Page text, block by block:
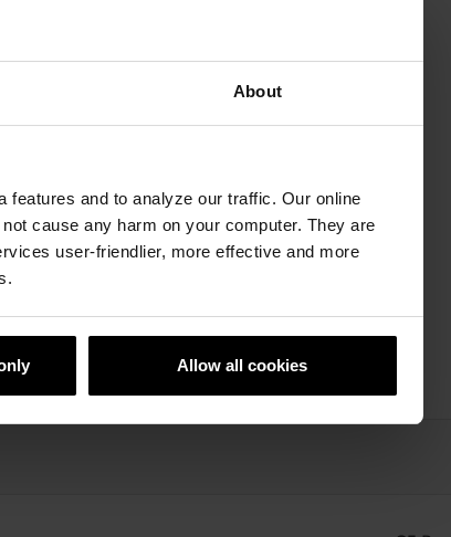
About
features and to analyze our traffic. Our online
cause any harm on your computer. They are
user-friendlier, more effective and more
Allow all cookies